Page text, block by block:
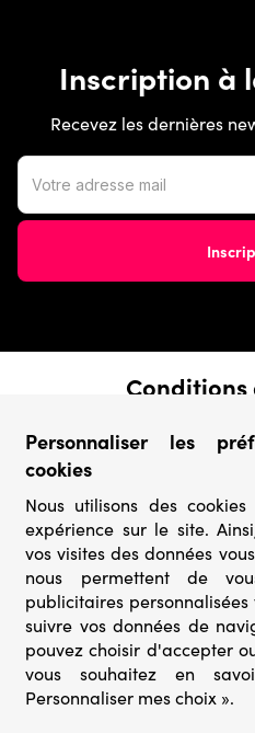
Inscription à
Recevez les dernières
› Conditions
› Confidentialité &
›
› Derniers
› Puzzles
› Prix
© Go-puzzle.fr 2026 –
Personnaliser les
cookies
Nous utilisons des
expérience sur le site.
vos visites des données
nous permettent de
publicitaires
suivre vos données de
pouvez choisir d'accepter
vous souhaitez en
Personnaliser mes choix ».